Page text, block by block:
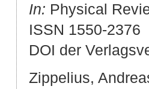
In: Physical
ISSN 1550-2376
DOI der
Zippelius,